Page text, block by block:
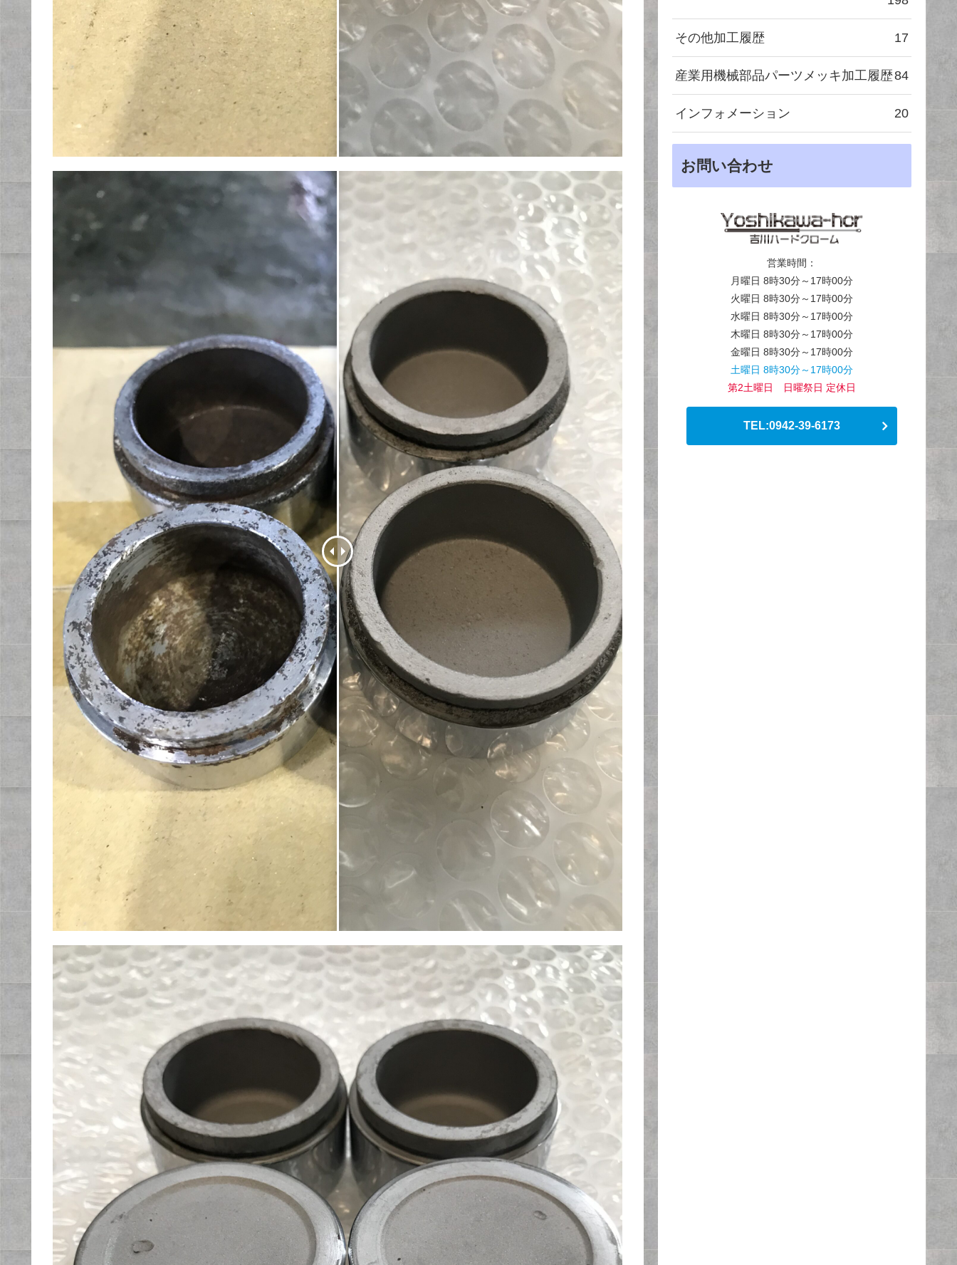
その他加工履歴 17
産業用機械部品パーツメッキ加工履歴84
インフォメーション 20
お問い合わせ
営業時間：
月曜日 8時30分～17時00分
火曜日 8時30分～17時00分
水曜日 8時30分～17時00分
木曜日 8時30分～17時00分
金曜日 8時30分～17時00分
土曜日 8時30分～17時00分
第2土曜日 日曜祭日 定休日
TEL:0942-39-6173